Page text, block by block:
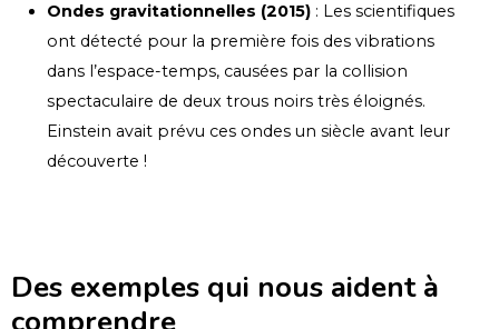
Ondes gravitationnelles (2015) : Les scientifiques
ont détecté pour la première fois des vibrations
dans l’espace-temps, causées par la collision
spectaculaire de deux trous noirs très éloignés.
Einstein avait prévu ces ondes un siècle avant leur
découverte !
Des exemples qui nous aident à